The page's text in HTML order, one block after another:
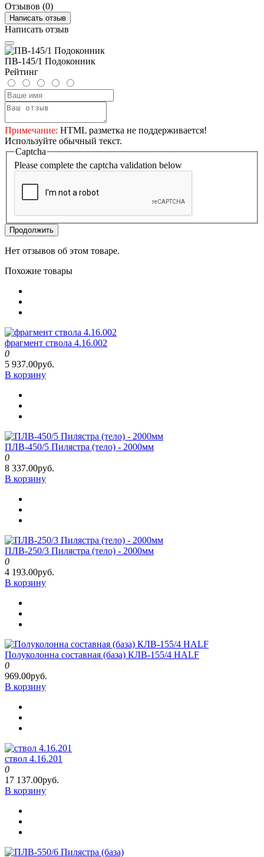
Отзывов (0)
Написать отзыв
Написать отзыв
ПВ-145/1 Подоконник
Рейтинг
Примечание: HTML разметка не поддерживается!
Используйте обычный текст.
Captcha
Please complete the captcha validation below
Продолжить
Нет отзывов об этом товаре.
Похожие товары
фрагмент ствола 4.16.002
0
5 937.00руб.
В корзину
ПЛВ-450/5 Пилястра (тело) - 2000мм
0
8 337.00руб.
В корзину
ПЛВ-250/3 Пилястра (тело) - 2000мм
0
4 193.00руб.
В корзину
Полуколонна составная (база) КЛВ-155/4 HALF
0
969.00руб.
В корзину
ствол 4.16.201
0
17 137.00руб.
В корзину